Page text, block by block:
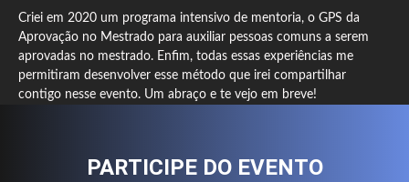
Criei em 2020 um programa intensivo de mentoria, o GPS da
Aprovação no Mestrado para auxiliar pessoas comuns a serem
aprovadas no mestrado. Enfim, todas essas experiências me
permitiram desenvolver esse método que irei compartilhar
contigo nesse evento. Um abraço e te vejo em breve!
PARTICIPE DO EVENTO